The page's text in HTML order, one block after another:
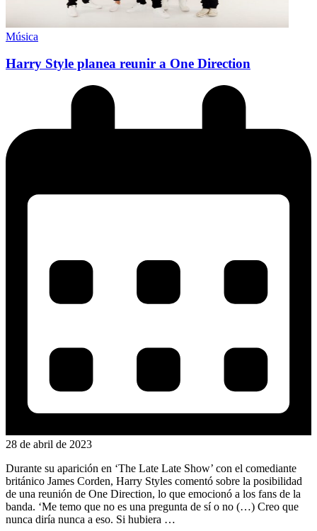
Música
Harry Style planea reunir a One Direction
28 de abril de 2023
Durante su aparición en ‘The Late Late Show’ con el comediante
británico James Corden, Harry Styles comentó sobre la posibilidad
de una reunión de One Direction, lo que emocionó a los fans de la
banda. ‘Me temo que no es una pregunta de sí o no (…) Creo que
nunca diría nunca a eso. Si hubiera …